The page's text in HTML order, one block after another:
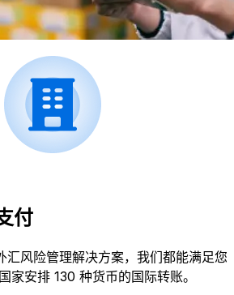
付
汇风险管理解决方案，我们都能满足您
家安排 130 种货币的国际转账。